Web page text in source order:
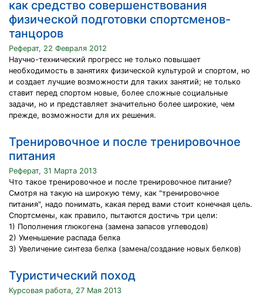
как средство совершенствования
физической подготовки спортсменов-
танцоров
Реферат, 22 Февраля 2012
Научно-технический прогресс не только повышает
необходимость в занятиях физической культурой и спортом, но
и создает лучшие возможности для таких занятий; не только
ставит перед спортом новые, более сложные социальные
задачи, но и представляет значительно более широкие, чем
прежде, возможности для их решения.
Тренировочное и после тренировочное
питания
Реферат, 31 Марта 2013
Что такое тренировочное и после тренировочное питание?
Смотря на такую на широкую тему, как "тренировочное
питания", надо понимать, какая перед вами стоит конечная цель.
Спортсмены, как правило, пытаются достичь три цели:
1) Пополнения глюкогена (замена запасов углеводов)
2) Уменьшение распада белка
3) Увеличение синтеза белка (замена/создание новых белков)
Туристический поход
Курсовая работа, 27 Мая 2013